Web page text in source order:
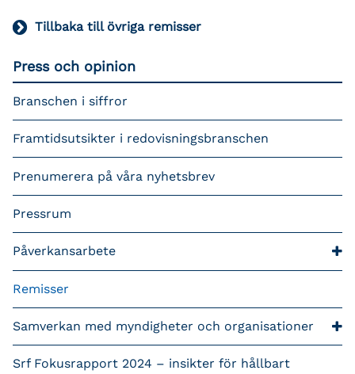
Tillbaka till övriga remisser
Press och opinion
Branschen i siffror
Framtidsutsikter i redovisningsbranschen
Prenumerera på våra nyhetsbrev
Pressrum
Påverkansarbete
Remisser
Samverkan med myndigheter och organisationer
Srf Fokusrapport 2024 – insikter för hållbart